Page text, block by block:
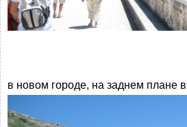
в новом городе, на заднем плане